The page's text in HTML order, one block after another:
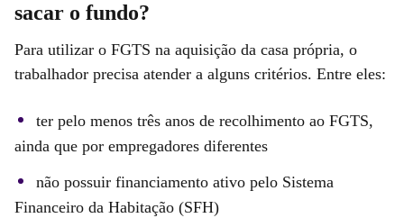
sacar o fundo?
Para utilizar o FGTS na aquisição da casa própria, o
trabalhador precisa atender a alguns critérios. Entre eles:
ter pelo menos três anos de recolhimento ao FGTS,
ainda que por empregadores diferentes
não possuir financiamento ativo pelo Sistema
Financeiro da Habitação (SFH)